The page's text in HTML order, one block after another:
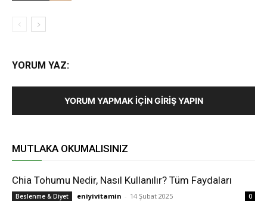
YORUM YAZ:
YORUM YAPMAK İÇIN GIRIŞ YAPIN
MUTLAKA OKUMALISINIZ
Chia Tohumu Nedir, Nasıl Kullanılır? Tüm Faydaları
Beslenme & Diyet eniyivitamin - 14 Şubat 2025 0